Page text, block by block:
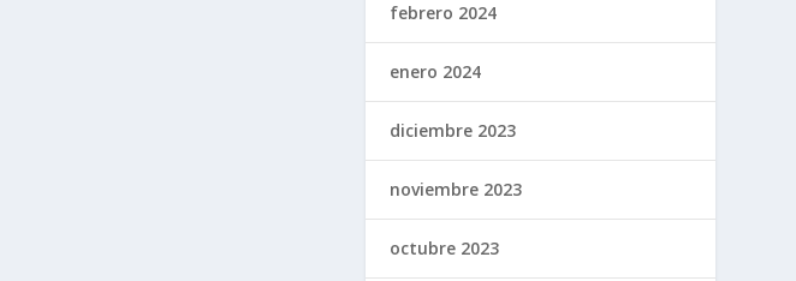
febrero 2024
enero 2024
diciembre 2023
noviembre 2023
octubre 2023